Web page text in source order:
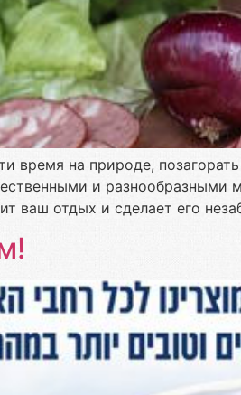
время на природе,
и разнообразными
ваш отдых и сделает его